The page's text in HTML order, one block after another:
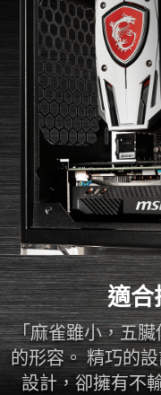
適合
「麻雀雖小，五臟
的形容。 精巧的
設計，卻擁有不